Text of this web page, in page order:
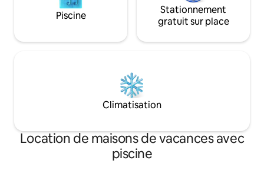
Piscine
Stationnement
gratuit sur place
Climatisation
Location de maisons de vacances avec
piscine